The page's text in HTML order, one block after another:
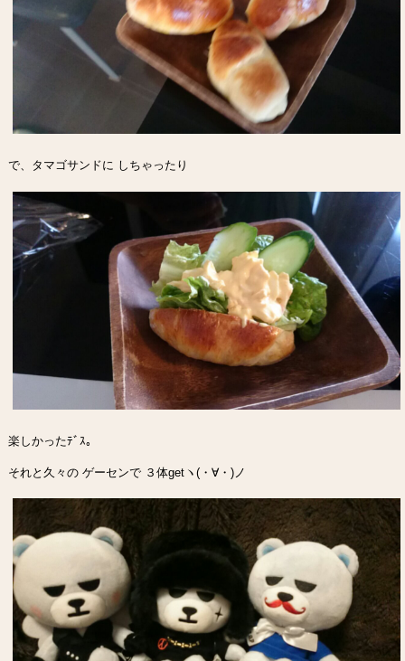
で、タマゴサンドに しちゃったり
楽しかったﾃﾞｽ｡
それと久々の ゲーセンで ３体getヽ(・∀・)ノ